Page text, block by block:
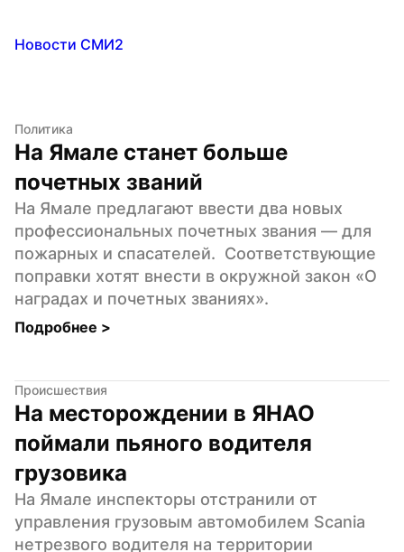
Новости СМИ2
Политика
На Ямале станет больше
почетных званий
На Ямале предлагают ввести два новых
профессиональных почетных звания — для
пожарных и спасателей.  Соответствующие
поправки хотят внести в окружной закон «О
наградах и почетных званиях».
Подробнее >
Происшествия
На месторождении в ЯНАО
поймали пьяного водителя
грузовика
На Ямале инспекторы отстранили от
управления грузовым автомобилем Scania
нетрезвого водителя на территории